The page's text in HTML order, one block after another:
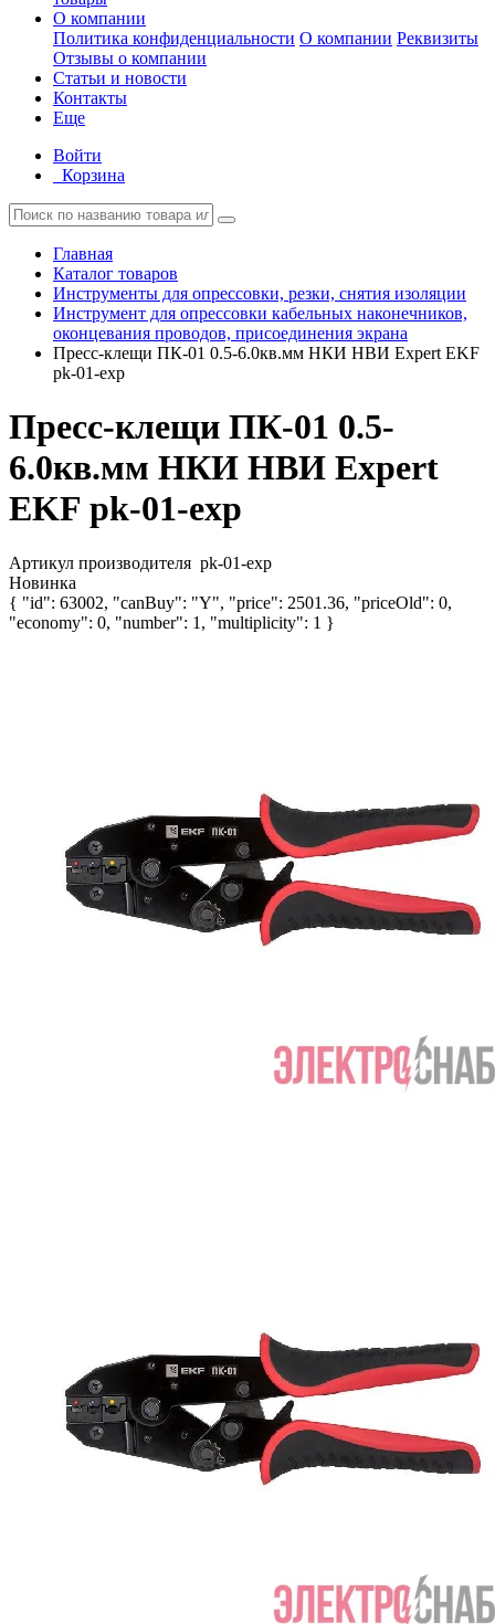
О компании
Политика конфиденциальности О компании Реквизиты
Отзывы о компании
Статьи и новости
Контакты
Еще
Войти
Корзина
Главная
Каталог товаров
Инструменты для опрессовки, резки, снятия изоляции
Инструмент для опрессовки кабельных наконечников,
оконцевания проводов, присоединения экрана
Пресс-клещи ПК-01 0.5-6.0кв.мм НКИ НВИ Expert EKF
pk-01-exp
Пресс-клещи ПК-01 0.5-
6.0кв.мм НКИ НВИ Expert
EKF pk-01-exp
Артикул производителя pk-01-exp
Новинка
{ "id": 63002, "canBuy": "Y", "price": 2501.36, "priceOld": 0,
"economy": 0, "number": 1, "multiplicity": 1 }